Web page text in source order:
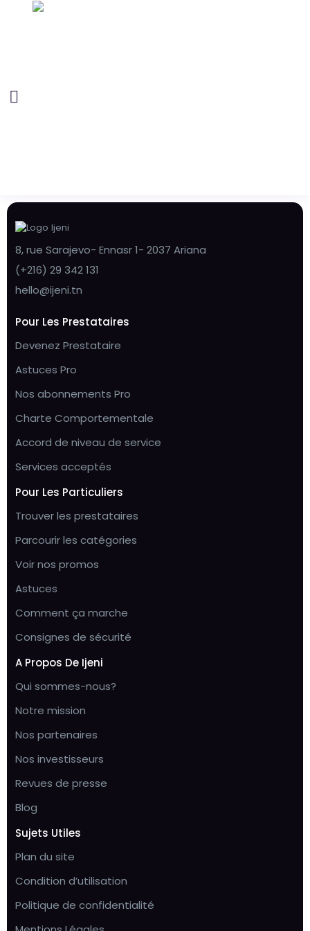
8, rue Sarajevo- Ennasr 1- 2037 Ariana
(+216) 29 342 131
hello@ijeni.tn
Pour Les Prestataires
Devenez Prestataire
Astuces Pro
Nos abonnements Pro
Charte Comportementale
Accord de niveau de service
Services acceptés
Pour Les Particuliers
Trouver les prestataires
Parcourir les catégories
Voir nos promos
Astuces
Comment ça marche
Consignes de sécurité
A Propos De Ijeni
Qui sommes-nous?
Notre mission
Nos partenaires
Nos investisseurs
Revues de presse
Blog
Sujets Utiles
Plan du site
Condition d’utilisation
Politique de confidentialité